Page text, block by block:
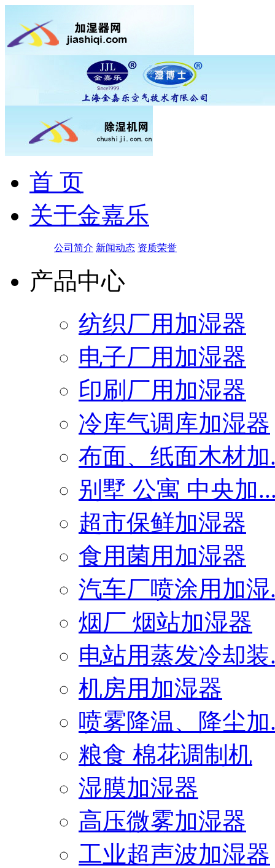
首 页
关于金嘉乐
公司简介 新闻动态 资质荣誉
产品中心
纺织厂用加湿器
电子厂用加湿器
印刷厂用加湿器
冷库气调库加湿器
布面、纸面木材加
别墅 公寓 中央加
超市保鲜加湿器
食用菌用加湿器
汽车厂喷涂用加湿
烟厂 烟站加湿器
电站用蒸发冷却装
机房用加湿器
喷雾降温、降尘加
粮食 棉花调制机
湿膜加湿器
高压微雾加湿器
工业超声波加湿器